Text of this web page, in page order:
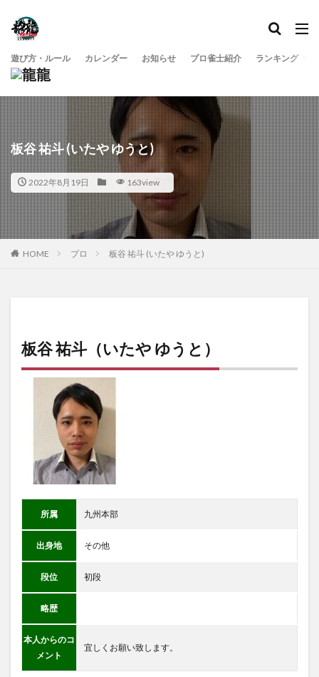
遊び方・ルール カレンダー お知らせ プロ雀士紹介 ランキング
板谷 祐斗 (いたや ゆうと)
2022年8月19日 163view
HOME プロ 板谷 祐斗 (いたや ゆうと)
板谷 祐斗（いたや ゆうと）
所属 九州本部
出身地 その他
段位 初段
略歴
本人からのコ
メント
宜しくお願い致します。